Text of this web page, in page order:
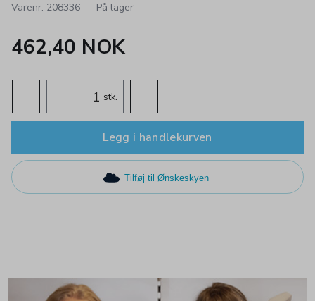
Varenr. 208336 – På lager
462,40 NOK
stk.
Legg i handlekurven
Tilføj til Ønskeskyen